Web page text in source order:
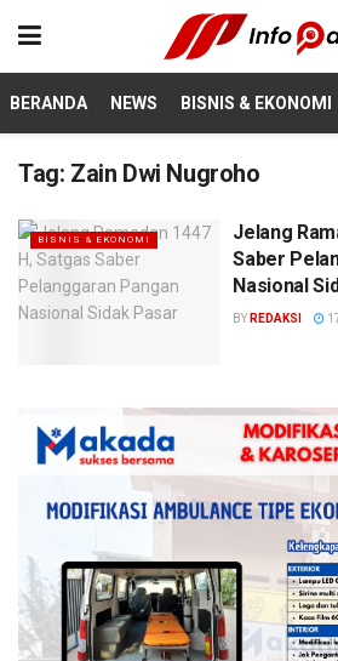
BERANDA NEWS BISNIS & EKONOMI
Tag: Zain Dwi Nugroho
BISNIS & EKONOMI
Jelang
Saber
Nasional
BY REDAKSI